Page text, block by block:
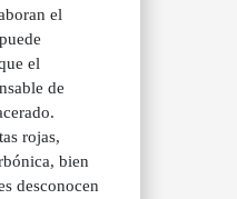
el
el
de
rojas,
bien
desconocen